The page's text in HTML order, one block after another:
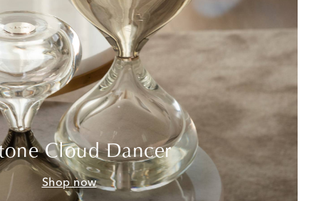
Cloud Dancer
Shop now